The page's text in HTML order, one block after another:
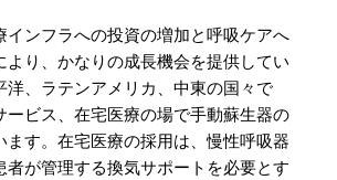
インフラへの投資の増加と呼吸ケアへ
より、かなりの成長機会を提供してい
洋、ラテンアメリカ、中東の国々で
ービス、在宅医療の場で手動蘇生器の
ます。在宅医療の採用は、慢性呼吸器
者が管理する換気サポートを必要とす